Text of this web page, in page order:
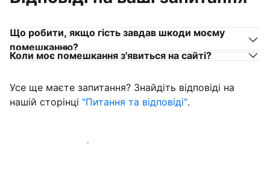
Що робити, якщо гість завдав шкоди моєму
помешканню?
Коли моє помешкання з'явиться на сайті?
Усе ще маєте запитання? Знайдіть відповіді на
нашій сторінці "Питання та відповіді".
Розпочніть приймати гостей